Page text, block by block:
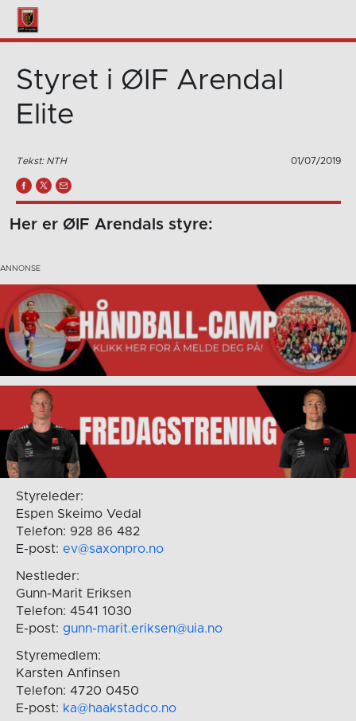
Styret i ØIF Arendal
Elite
Tekst: NTH 01/07/2019
Her er ØIF Arendals styre:
Styreleder:
Espen Skeimo Vedal
Telefon: 928 86 482
E-post: ev@saxonpro.no
Nestleder:
Gunn-Marit Eriksen
Telefon: 4541 1030
E-post: gunn-marit.eriksen@uia.no
Styremedlem:
Karsten Anfinsen
Telefon: 4720 0450
E-post: ka@haakstadco.no